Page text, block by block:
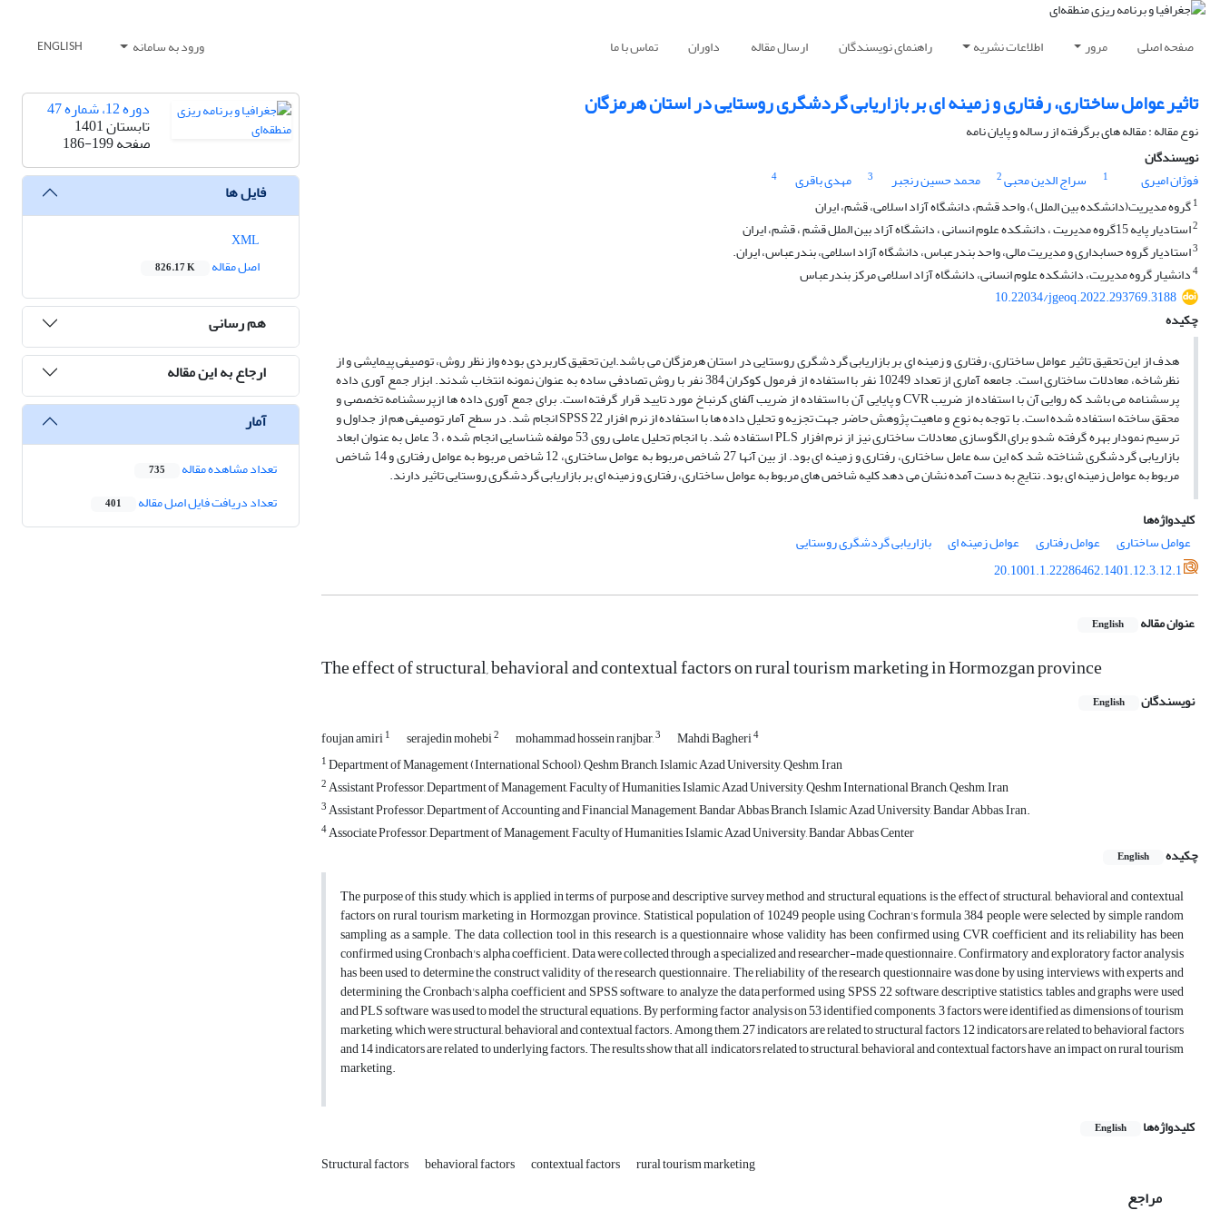
صفحه اصلی مرور اطلاعات نشریه راهنمای نویسندگان ارسال مقاله داوران تماس با ما ورود به سامانه ENGLISH
تاثیر عوامل ساختاری، رفتاری و زمینه ای بر بازاریابی گردشگری روستایی در استان هرمزگان
نوع مقاله : مقاله های برگرفته از رساله و پایان نامه
نویسندگان
فوژان امیری
1 سراج الدین محبی2 محمد حسین رنجبر 3 مهدی باقری
4
1گروه مدیریت(دانشکده بین الملل)، واحد قشم، دانشگاه آزاد اسلامی، قشم، ایران
2استادیار پایه 15گروه مدیریت ، دانشکده علوم انسانی ، دانشگاه آزاد بین الملل قشم ، قشم، ایران
3استادیار گروه حسابداری و مدیریت مالی، واحد بندرعباس، دانشگاه آزاد اسلامی، بندرعباس، ایران.
4دانشیار گروه مدیریت، دانشکده علوم انسانی، دانشگاه آزاد اسلامی مرکز بندرعباس
10.22034/jgeoq.2022.293769.3188
چکیده
هدف از این تحقیق تاثیر عوامل ساختاری، رفتاری و زمینه ای بر بازاریابی گردشگری روستایی در استان هرمزگان می باشد.این تحقیق کاربردی بوده واز نظر روش، توصیفی پیمایشی و از
نظرشاخه، معادلات ساختاری است. جامعه آماری از تعداد 10249 نفر با استفاده از فرمول کوکران 384 نفر با روش تصادفی ساده به عنوان نمونه انتخاب شدند. ابزار جمع آوری داده
پرسشنامه می باشد که روایی آن با استفاده از ضریب CVR و پایایی آن با استفاده از ضریب آلفای کرنباخ مورد تایید قرار گرفته است. برای جمع آوری داده ها ازپرسشنامه تخصصی و
محقق ساخته استفاده شده است. با توجه به نوع و ماهیت پژوهش حاضر جهت تجزیه و تحلیل داده ها با استفاده از نرم افزار SPSS 22 انجام شد. در سطح آمار توصیفی هم از جداول و
ترسیم نمودار بهره گرفته شدو برای الگوسازی معادلات ساختاری نیز از نرم افزار PLS استفاده شد. با انجام تحلیل عاملی روی 53 مولفه شناسایی انجام شده ، 3 عامل به عنوان ابعاد
بازاریابی گردشگری شناخته شد که این سه عامل ساختاری، رفتاری و زمینه ای بود. از بین آنها 27 شاخص مربوط به عوامل ساختاری، 12 شاخص مربوط به عوامل رفتاری و 14 شاخص
مربوط به عوامل زمینه ای بود. نتایج به دست آمده نشان می دهد کلیه شاخص های مربوط به عوامل ساختاری، رفتاری و زمینه ای بر بازاریابی گردشگری روستایی تاثیر دارند.
کلیدواژه‌ها
عوامل ساختاری
عوامل رفتاری عوامل زمینه ای
بازاریابی گردشگری روستایی
20.1001.1.22286462.1401.12.3.12.1
عنوان مقاله English
The effect of structural, behavioral and contextual factors on rural tourism marketing in Hormozgan province
نویسندگان English
foujan amiri1 serajedin mohebi2 mohammad hossein ranjbar,3 Mahdi Bagheri4
1Department of Management (International School), Qeshm Branch, Islamic Azad University, Qeshm, Iran
2Assistant Professor, Department of Management, Faculty of Humanities, Islamic Azad University, Qeshm International Branch, Qeshm, Iran
3Assistant Professor, Department of Accounting and Financial Management, Bandar Abbas Branch, Islamic Azad University, Bandar Abbas, Iran.
4Associate Professor, Department of Management, Faculty of Humanities, Islamic Azad University, Bandar Abbas Center
چکیده
English
The purpose of this study, which is applied in terms of purpose and descriptive survey method and structural equations, is the effect of structural, behavioral and contextual
factors on rural tourism marketing in Hormozgan province. Statistical population of 10249 people using Cochran's formula 384 people were selected by simple random
sampling as a sample. The data collection tool in this research is a questionnaire whose validity has been confirmed using CVR coefficient and its reliability has been
confirmed using Cronbach's alpha coefficient. Data were collected through a specialized and researcher-made questionnaire. Confirmatory and exploratory factor analysis
has been used to determine the construct validity of the research questionnaire. The reliability of the research questionnaire was done by using interviews with experts and
determining the Cronbach's alpha coefficient and SPSS software, to analyze the data performed using SPSS 22 software, descriptive statistics, tables and graphs were used
and PLS software was used to model the structural equations. By performing factor analysis on 53 identified components, 3 factors were identified as dimensions of tourism
marketing, which were structural, behavioral and contextual factors. Among them, 27 indicators are related to structural factors, 12 indicators are related to behavioral factors
and 14 indicators are related to underlying factors. The results show that all indicators related to structural, behavioral and contextual factors have an impact on rural tourism
marketing.
کلیدواژه‌ها English
Structural factors behavioral factors contextual factors rural tourism marketing
مراجع
دوره 12، شماره 47
تابستان 1401
صفحه186-199
فایل ها
اصل مقاله
826.17 K
هم رسانی
ارجاع به این مقاله
آمار
تعداد مشاهده مقاله 735
تعداد دریافت فایل اصل مقاله 401